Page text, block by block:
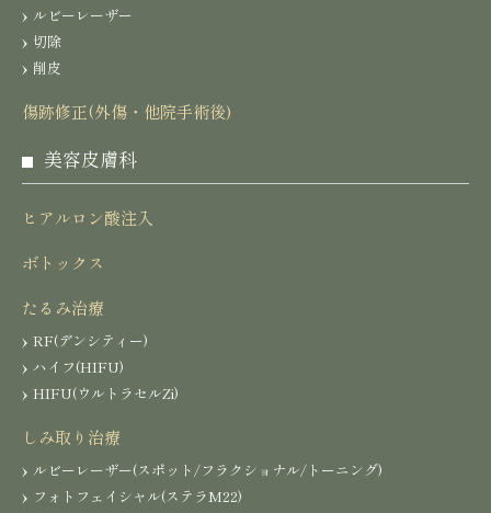
ルビーレーザー
切除
削皮
傷跡修正(外傷・他院手術後)
美容皮膚科
ヒアルロン酸注入
ボトックス
たるみ治療
RF(デンシティー)
ハイフ(HIFU)
HIFU(ウルトラセルZi)
しみ取り治療
ルビーレーザー(スポット/フラクショナル/トーニング)
フォトフェイシャル(ステラM22)